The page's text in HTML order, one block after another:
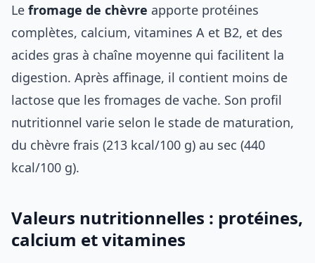
Le fromage de chèvre apporte protéines
complètes, calcium, vitamines A et B2, et des
acides gras à chaîne moyenne qui facilitent la
digestion. Après affinage, il contient moins de
lactose que les fromages de vache. Son profil
nutritionnel varie selon le stade de maturation,
du chèvre frais (213 kcal/100 g) au sec (440
kcal/100 g).
Valeurs nutritionnelles : protéines,
calcium et vitamines